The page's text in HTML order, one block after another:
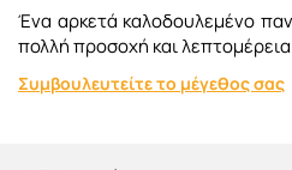
Ένα αρκετά καλοδουλεμένο
πολλή προσοχή και
Συμβουλευτείτε το μέγεθος σας